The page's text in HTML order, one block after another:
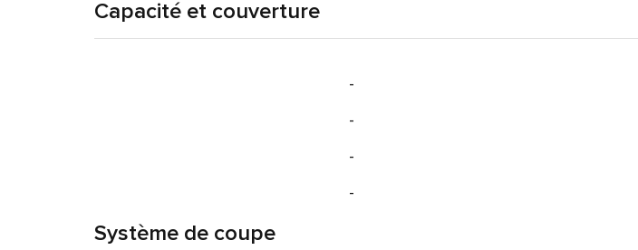
Capacité et couverture
-
-
-
-
Système de coupe